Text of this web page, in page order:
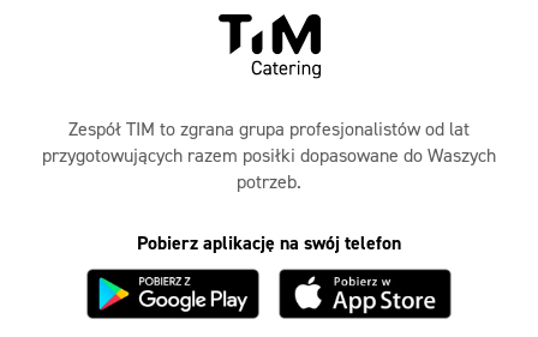
Zespół TIM to zgrana grupa profesjonalistów od lat
przygotowujących razem posiłki dopasowane do Waszych
potrzeb.
Pobierz aplikację na swój telefon